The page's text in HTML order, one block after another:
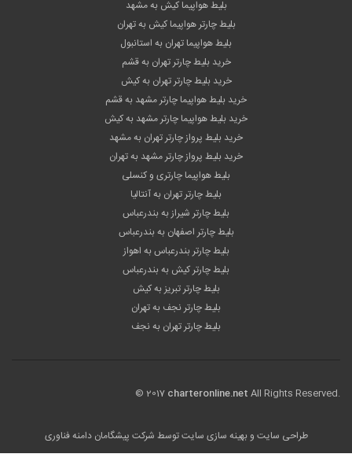
بلیط هواپیما کیش به مشهد
بلیط چارتر هواپیما کیش به تهران
بلیط هواپیما تهران به استانبول
خرید بلیط چارتر تهران به قشم
خرید بلیط چارتر تهران به کیش
خرید بلیط هواپیما چارتر مشهد به قشم
خرید بلیط هواپیما چارتر مشهد به کیش
خرید بلیط پرواز چارتر تهران به مشهد
خرید بلیط پرواز چارتر مشهد به تهران
بلیط هواپیما چارتری و کنسلی
بلیط چارتر تهران به آنتالیا
بلیط چارتر شیراز به بندرعباس
بلیط چارتر اصفهان به بندرعباس
بلیط چارتر بندرعباس به اهواز
بلیط چارتر کیش به بندرعباس
بلیط چارتر تبریز به کیش
بلیط چارتر نجف به تهران
بلیط چارتر تهران به نجف
© 2017 charteronline.net All Rights Reserved.
طراحی سایت و بهینه سازی سایت توسط شرکت پیشگامان دامنه فناوری